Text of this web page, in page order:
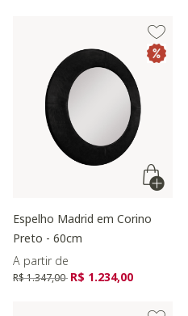
Espelho Madrid em Corino
Preto - 60cm
A partir de
Preço reduzido de
R$ 1.347,00 para
R$ 1.234,00